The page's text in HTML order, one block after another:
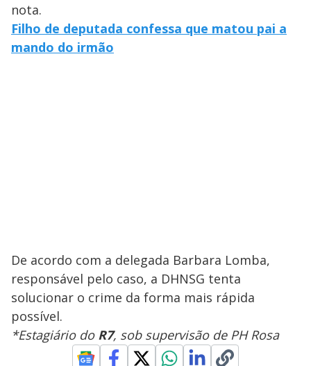
nota.
Filho de deputada confessa que matou pai a
mando do irmão
De acordo com a delegada Barbara Lomba,
responsável pelo caso, a DHNSG tenta
solucionar o crime da forma mais rápida
possível.
*Estagiário do R7, sob supervisão de PH Rosa